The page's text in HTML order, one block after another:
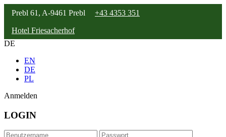
Prebl 61, A-9461 Prebl +43 4353 351
Hotel Friesacherhof
DE
EN
DE
PL
Anmelden
LOGIN